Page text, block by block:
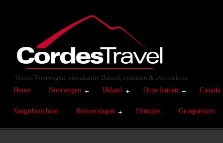
Visreis Noorwegen, visvakantie IJsland, visreizen & overtochten
Home
Noorwegen IJsland Onze landen Canada
Vangstberichten Reisverslagen Filmpjes Groepsreizen